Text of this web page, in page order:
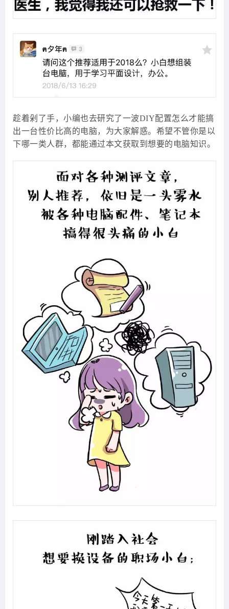
趁着剁了手，小编也去研究了一波DIY配置怎么才能搞
出一台性价比高的电脑，为大家解惑。希望不管你是以
下哪一类人群，都能通过本文获取到想要的电脑知识。